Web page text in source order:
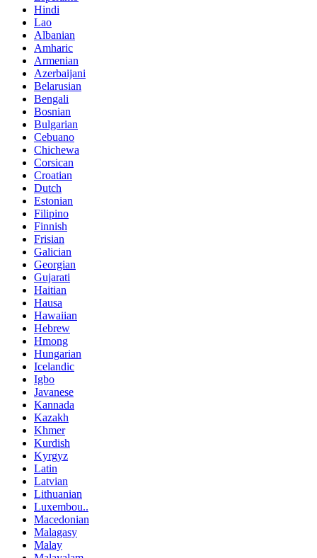
Hindi
Lao
Albanian
Amharic
Armenian
Azerbaijani
Belarusian
Bengali
Bosnian
Bulgarian
Cebuano
Chichewa
Corsican
Croatian
Dutch
Estonian
Filipino
Finnish
Frisian
Galician
Georgian
Gujarati
Haitian
Hausa
Hawaiian
Hebrew
Hmong
Hungarian
Icelandic
Igbo
Javanese
Kannada
Kazakh
Khmer
Kurdish
Kyrgyz
Latin
Latvian
Lithuanian
Luxembou..
Macedonian
Malagasy
Malay